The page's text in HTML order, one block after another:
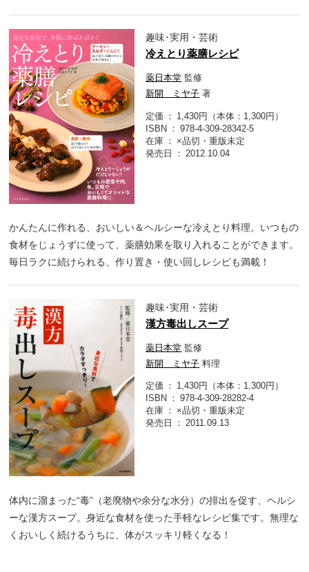
趣味･実用・芸術
冷えとり薬膳レシピ
薬日本堂 監修
新開 ミヤ子 著
定価
1,430円（本体：1,300円）
ISBN
978-4-309-28342-5
在庫
×品切・重版未定
発売日
2012.10.04
かんたんに作れる、おいしい＆ヘルシーな冷えとり料理。いつもの
食材をじょうずに使って、薬膳効果を取り入れることができます。
毎日ラクに続けられる、作り置き・使い回しレシピも満載！
趣味･実用・芸術
漢方毒出しスープ
薬日本堂 監修
新開 ミヤ子 料理
定価
1,430円（本体：1,300円）
ISBN
978-4-309-28282-4
在庫
×品切・重版未定
発売日
2011.09.13
体内に溜まった“毒”（老廃物や余分な水分）の排出を促す、ヘルシ
ーな漢方スープ。身近な食材を使った手軽なレシピ集です。無理な
くおいしく続けるうちに、体がスッキリ軽くなる！